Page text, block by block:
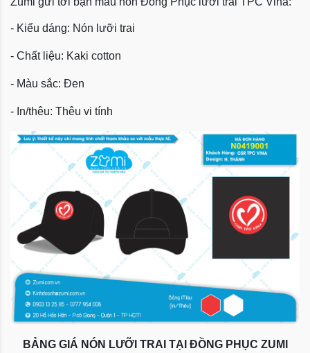
- Kiểu dáng: Nón lưỡi trai
- Chất liệu: Kaki cotton
- Màu sắc: Đen
- In/thêu: Thêu vi tính
BẢNG GIÁ NÓN LƯỠI TRAI TẠI ĐỒNG PHỤC ZUMI